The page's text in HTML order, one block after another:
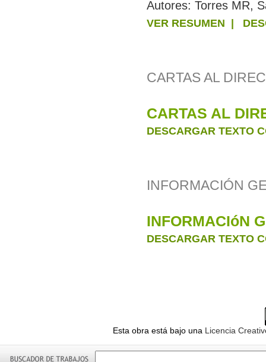
Autores: Torres MR,
VER RESUMEN
CARTAS AL
CARTAS AL
DESCARGAR TEXTO
INFORMACIÓN
INFORMACIóN
DESCARGAR TEXTO
Esta obra está bajo una Licencia